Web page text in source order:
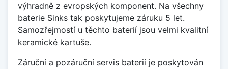
výhradně z evropských komponent. Na všechny
baterie Sinks tak poskytujeme záruku 5 let.
Samozřejmostí u těchto baterií jsou velmi kvalitní
keramické kartuše.
Záruční a pozáruční servis baterií je poskytován